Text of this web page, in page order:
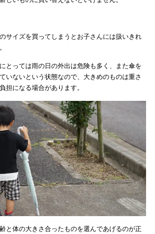
サイズを買ってしまうとお子さんには扱いきれ
とっては雨の日の外出は危険も多く、また傘を
いないという状態なので、大きめのものは重さ
担になる場合があります。
と体の大きさ合ったものを選んであげるのが正